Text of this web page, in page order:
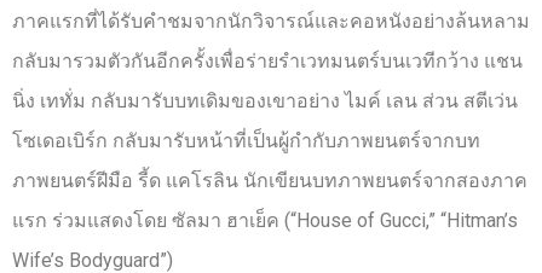
ภาคแรกที่ได้รับคำชมจากนักวิจารณ์และคอหนังอย่างล้นหลาม
กลับมารวมตัวกันอีกครั้งเพื่อร่ายรำเวทมนตร์บนเวทีกว้าง แชน
นิ่ง เททั่ม กลับมารับบทเดิมของเขาอย่าง ไมค์ เลน ส่วน สตีเว่น
โซเดอเบิร์ก กลับมารับหน้าที่เป็นผู้กำกับภาพยนตร์จากบท
ภาพยนตร์ฝีมือ รี้ด แคโรลิน นักเขียนบทภาพยนตร์จากสองภาค
แรก ร่วมแสดงโดย ซัลมา ฮาเย็ค (“House of Gucci,” “Hitman’s
Wife’s Bodyguard”)